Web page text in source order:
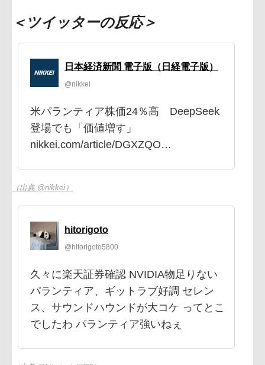
＜ツイッターの反応＞
日本経済新聞 電子版（日経電子版）
@nikkei
米パランティア株価24％高 DeepSeek
登場でも「価値増す」
nikkei.com/article/DGXZQO…
（出典 @nikkei）
hitorigoto
@hitorigoto5800
久々に楽天証券確認 NVIDIA物足りない
パランティア、ギットラブ好調 セレン
ス、サウンドハウンドが大コケ ってとこ
でしたわ パランティア強いねぇ